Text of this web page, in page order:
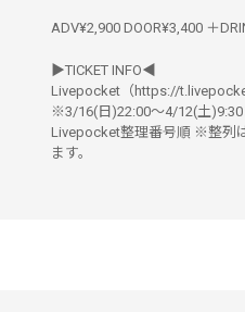
ADV¥2,900 DOOR¥3,400 ＋
▶︎TICKET INFO◀︎
Livepocket（https://
※3/16(日)22:00〜4/12(土
Livepocket整理番号順 ※整列
ます。